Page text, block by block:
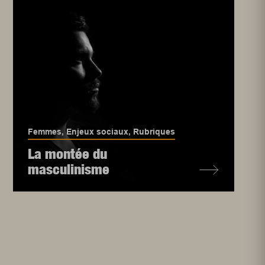
Femmes,Enjeux sociaux, Rubriques
La montée du
masculinisme